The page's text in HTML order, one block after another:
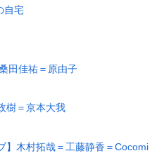
自宅
田佳祐＝原由子
樹＝京本大我
】木村拓哉＝工藤静香＝Cocomi